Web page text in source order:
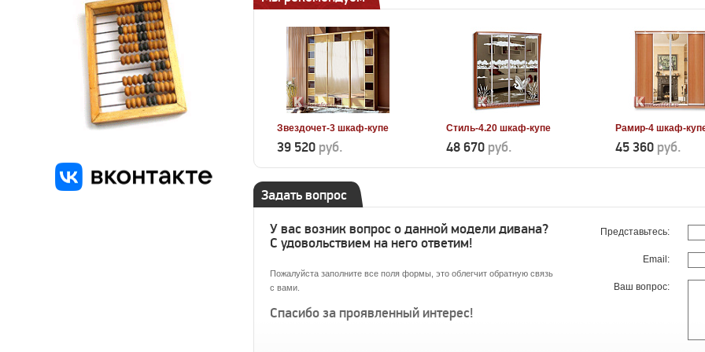
Звездочет-3 шкаф-купе
39 520 руб.
Стиль-4.20 шкаф-купе
48 670 руб.
Рамир-4 шкаф-
45 360 руб.
Задать вопрос
У вас возник вопрос о данной модели дивана?
С удовольствием на него ответим!
Пожалуйста заполните все поля формы, это облегчит обратную связь
с вами.
Спасибо за проявленный интерес!
Представьтесь:
Email:
Ваш вопрос: